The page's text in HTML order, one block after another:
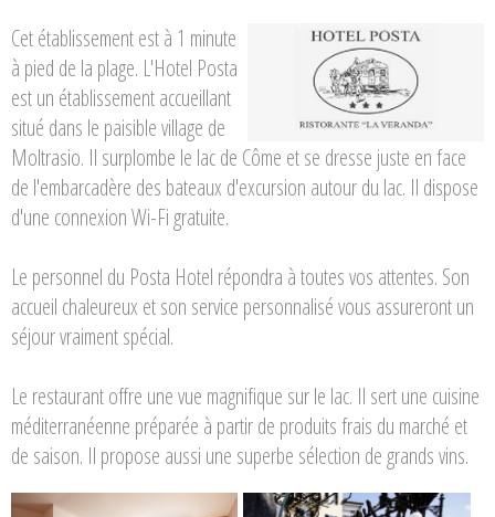
Cet établissement est à 1 minute
à pied de la plage. L'Hotel Posta
est un établissement accueillant
situé dans le paisible village de
Moltrasio. Il surplombe le lac de Côme et se dresse juste en face
de l'embarcadère des bateaux d'excursion autour du lac. Il dispose
d'une connexion Wi-Fi gratuite.
Le personnel du Posta Hotel répondra à toutes vos attentes. Son
accueil chaleureux et son service personnalisé vous assureront un
séjour vraiment spécial.
Le restaurant offre une vue magnifique sur le lac. Il sert une cuisine
méditerranéenne préparée à partir de produits frais du marché et
de saison. Il propose aussi une superbe sélection de grands vins.